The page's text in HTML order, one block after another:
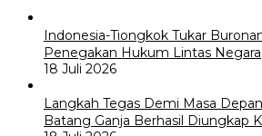
Indonesia-Tiongkok Tukar
Penegakan Hukum Lintas Negara
18 Juli 2026
Langkah Tegas Demi Masa
Batang Ganja Berhasil Diungkap